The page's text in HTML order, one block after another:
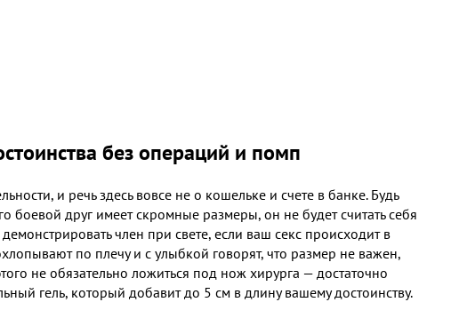
без операций и помп
и речь здесь вовсе не о кошельке и счете в банке. Будь
боевой друг имеет скромные размеры, он не будет считать себя
член при свете, если ваш секс происходит в
по плечу и с улыбкой говорят, что размер не важен,
не обязательно ложиться под нож хирурга — достаточно
гель, который добавит до 5 см в длину вашему достоинству.